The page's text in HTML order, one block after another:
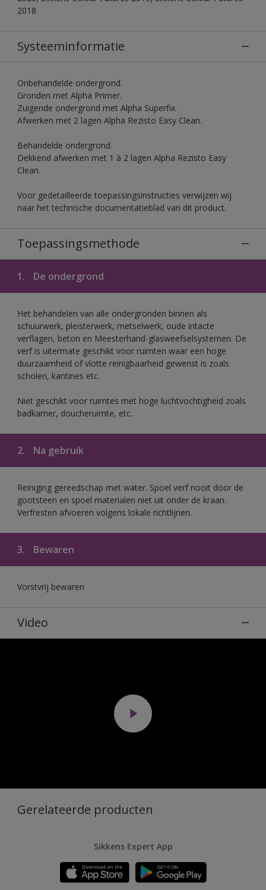
2018
Systeeminformatie
Onbehandelde ondergrond.
Gronden met Alpha Primer.
Zuigende ondergrond met Alpha Superfix.
Afwerken met 2 lagen Alpha Rezisto Easy Clean.
Behandelde ondergrond.
Dekkend afwerken met 1 à 2 lagen Alpha Rezisto Easy
Clean.
Voor gedetailleerde toepassingsinstructies verwijzen wij
naar het technische documentatieblad van dit product.
Toepassingsmethode
1. De ondergrond
Het behandelen van alle ondergronden binnen als
schuurwerk, pleisterwerk, metselwerk, oude intacte
verflagen, beton en Meesterhand-glasweefselsystemen. De
verf is uitermate geschikt voor ruimten waar een hoge
duurzaamheid of vlotte reinigbaarheid gewenst is zoals
scholen, kantines etc.
Niet geschikt voor ruimtes met hoge luchtvochtigheid zoals
badkamer, doucheruimte, etc.
2. Na gebruik
Reiniging gereedschap met water. Spoel verf nooit door de
gootsteen en spoel materialen niet uit onder de kraan.
Verfresten afvoeren volgens lokale richtlijnen.
3. Bewaren
Vorstvrij bewaren
Video
Gerelateerde producten
Sikkens Expert App